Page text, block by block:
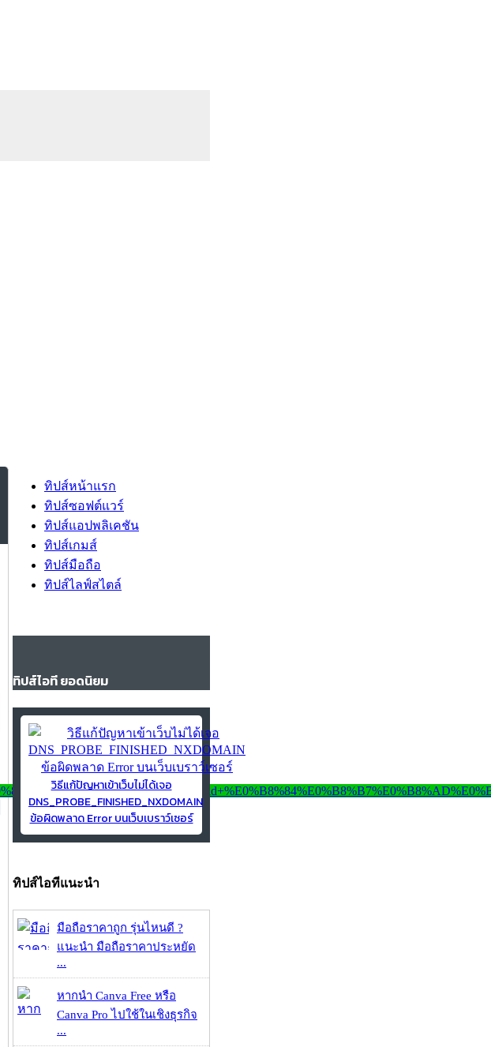
ทิปส์หน้าแรก
ทิปส์ซอฟต์แวร์
ทิปส์แอปพลิเคชัน
ทิปส์เกมส์
ทิปส์มือถือ
ทิปส์ไลฟ์สไตล์
ทิปส์ไอที ยอดนิยม
วิธีแก้ปัญหาเข้าเว็บไม่ได้เจอ
DNS_PROBE_FINISHED_NXDOMAIN
ข้อผิดพลาด Error บนเว็บเบราว์เซอร์
ทิปส์ไอทีแนะนำ
มือถือราคาถูก รุ่นไหนดี ?
แนะนำ มือถือราคาประหยัด
...
หากนำ Canva Free หรือ
Canva Pro ไปใช้ในเชิงธุรกิจ
...